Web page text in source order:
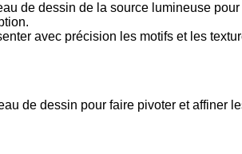
de dessin de la source lumineuse
avec précision les motifs et les
de dessin pour faire pivoter et affiner